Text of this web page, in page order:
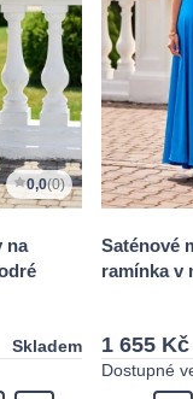
0,0(0)
na
Skladem
Saténové
ramínka v
1 655 Kč
Dostupné